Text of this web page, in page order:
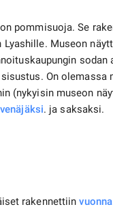
pommisuoja. Se
Museon
sodan
On
(nykyisin museon
venäjäksi. ja saksaksi.
rakennettiinvuonna